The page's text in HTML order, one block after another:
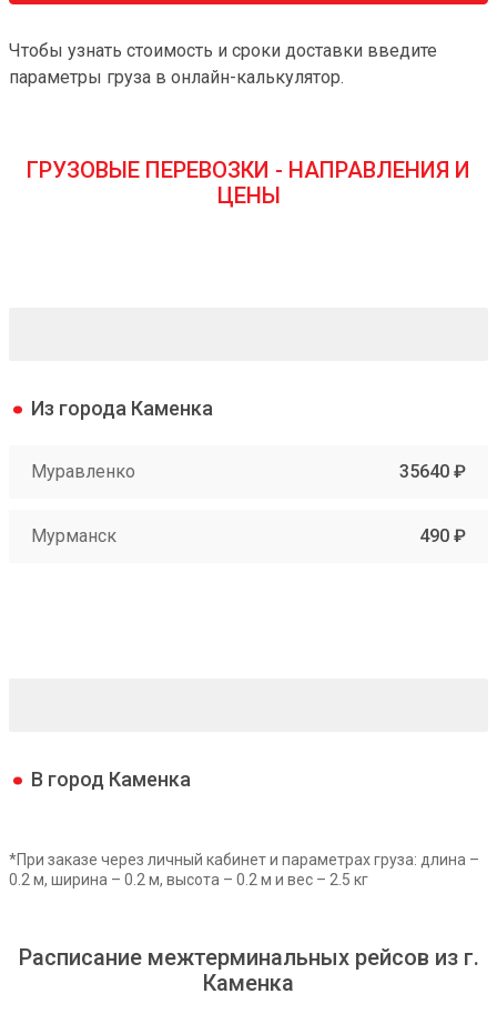
Чтобы узнать стоимость и сроки доставки введите
параметры груза в онлайн-калькулятор.
ГРУЗОВЫЕ ПЕРЕВОЗКИ - НАПРАВЛЕНИЯ И
ЦЕНЫ
Из города Каменка
Муравленко 35640 ₽
Мурманск 490 ₽
В город Каменка
*При заказе через личный кабинет и параметрах груза: длина –
0.2 м, ширина – 0.2 м, высота – 0.2 м и вес – 2.5 кг
Расписание межтерминальных рейсов из г.
Каменка